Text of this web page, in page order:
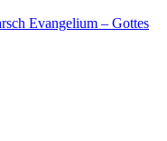
Evangelium – Gottes